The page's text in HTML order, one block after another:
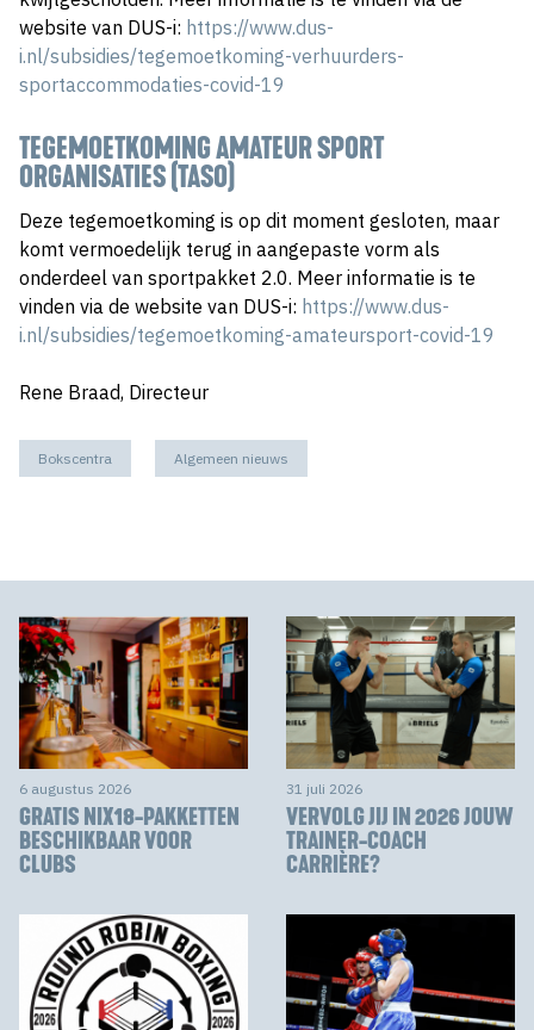
website van DUS-i: https://www.dus-
i.nl/subsidies/tegemoetkoming-verhuurders-
sportaccommodaties-covid-19
TEGEMOETKOMING AMATEUR SPORT
ORGANISATIES (TASO)
Deze tegemoetkoming is op dit moment gesloten, maar
komt vermoedelijk terug in aangepaste vorm als
onderdeel van sportpakket 2.0. Meer informatie is te
vinden via de website van DUS-i: https://www.dus-
i.nl/subsidies/tegemoetkoming-amateursport-covid-19
Rene Braad, Directeur
Bokscentra Algemeen nieuws
6 augustus 2026
GRATIS NIX18-PAKKETTEN
BESCHIKBAAR VOOR
CLUBS
31 juli 2026
VERVOLG JIJ IN 2026 JOUW
TRAINER-COACH
CARRIÈRE?